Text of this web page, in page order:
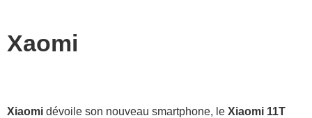
Xaomi
Xiaomi dévoile son nouveau smartphone, le Xiaomi 11T